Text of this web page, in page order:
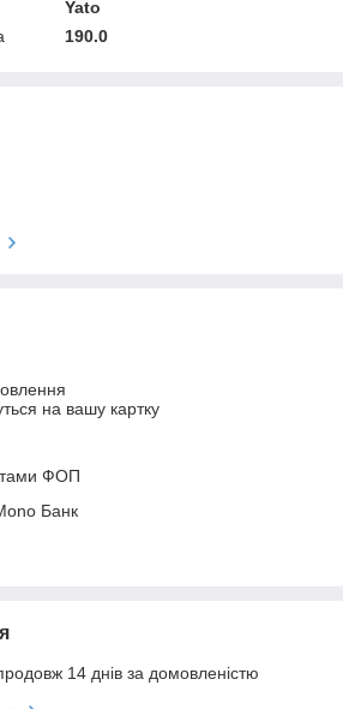
Yato
190.0
на вашу картку
ФОП
Банк
14 днів за домовленістю